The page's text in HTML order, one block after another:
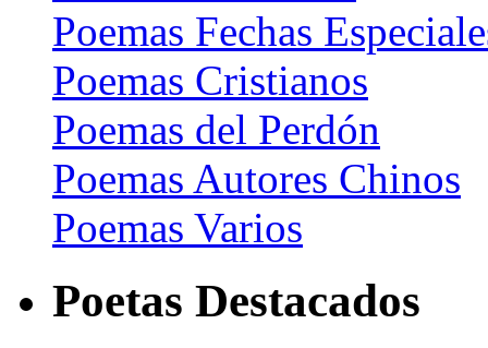
Poemas Fechas
Poemas Cristianos
Poemas del Perdón
Poemas Autores Chinos
Poemas Varios
Poetas Destacados